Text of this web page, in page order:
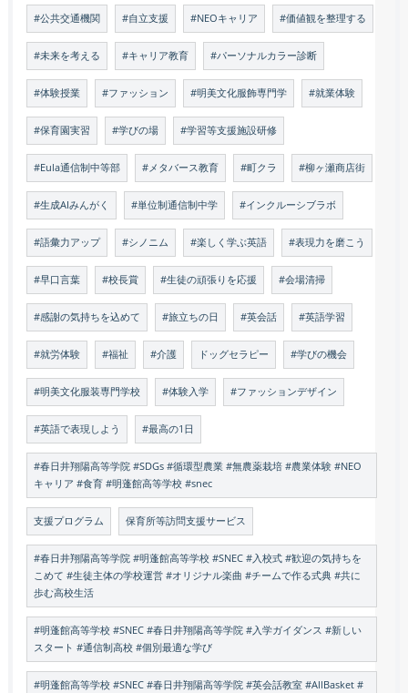
#公共交通機関 #自立支援 #NEOキャリア #価値観を整理する
#未来を考える #キャリア教育 #パーソナルカラー診断
#体験授業 #ファッション #明美文化服飾専門学 #就業体験
#保育園実習 #学びの場 #学習等支援施設研修
#Eula通信制中等部 #メタバース教育 #町クラ #柳ヶ瀬商店街
#生成AIみんがく #単位制通信制中学 #インクルーシブラボ
#語彙力アップ #シノニム #楽しく学ぶ英語 #表現力を磨こう
#早口言葉 #校長賞 #生徒の頑張りを応援 #会場清掃
#感謝の気持ちを込めて #旅立ちの日 #英会話 #英語学習
#就労体験 #福祉 #介護 ドッグセラピー #学びの機会
#明美文化服装専門学校 #体験入学 #ファッションデザイン
#英語で表現しよう #最高の1日
#春日井翔陽高等学院 #SDGs #循環型農業 #無農薬栽培 #農業体験 #NEO
キャリア #食育 #明蓬館高等学校 #snec
支援プログラム 保育所等訪問支援サービス
#春日井翔陽高等学院 #明蓬館高等学校 #SNEC #入校式 #歓迎の気持ちを
こめて #生徒主体の学校運営 #オリジナル楽曲 #チームで作る式典 #共に
歩む高校生活
#明蓬館高等学校 #SNEC #春日井翔陽高等学院 #入学ガイダンス #新しい
スタート #通信制高校 #個別最適な学び
#明蓬館高等学校 #SNEC #春日井翔陽高等学院 #英会話教室 #AllBasket #